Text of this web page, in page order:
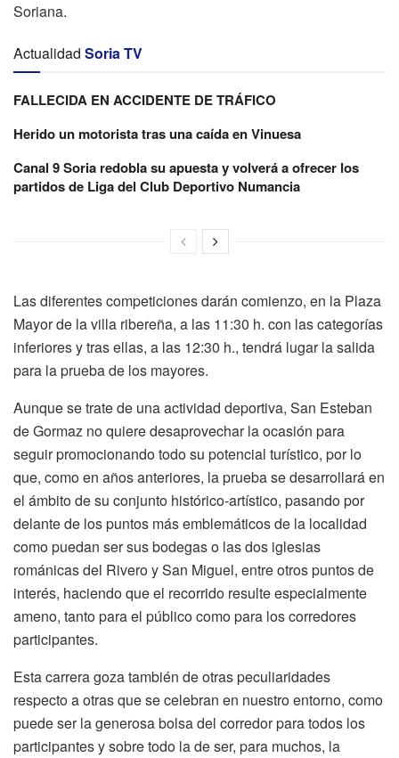
Soriana.
Actualidad Soria TV
FALLECIDA EN ACCIDENTE DE TRÁFICO
Herido un motorista tras una caída en Vinuesa
Canal 9 Soria redobla su apuesta y volverá a ofrecer los
partidos de Liga del Club Deportivo Numancia
Las diferentes competiciones darán comienzo, en la Plaza
Mayor de la villa ribereña, a las 11:30 h. con las categorías
inferiores y tras ellas, a las 12:30 h., tendrá lugar la salida
para la prueba de los mayores.
Aunque se trate de una actividad deportiva, San Esteban
de Gormaz no quiere desaprovechar la ocasión para
seguir promocionando todo su potencial turístico, por lo
que, como en años anteriores, la prueba se desarrollará en
el ámbito de su conjunto histórico-artístico, pasando por
delante de los puntos más emblemáticos de la localidad
como puedan ser sus bodegas o las dos iglesias
románicas del Rivero y San Miguel, entre otros puntos de
interés, haciendo que el recorrido resulte especialmente
ameno, tanto para el público como para los corredores
participantes.
Esta carrera goza también de otras peculiaridades
respecto a otras que se celebran en nuestro entorno, como
puede ser la generosa bolsa del corredor para todos los
participantes y sobre todo la de ser, para muchos, la